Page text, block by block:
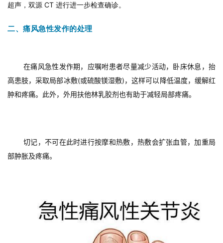
超声，双源 CT 进行进一步检查确诊。
二、痛风急性发作的处理
在痛风急性发作期，应嘱咐患者尽量减少活动，卧床休息，抬
高患肢，采取局部冰敷(或硫酸镁湿敷)，这样可以降低温度，缓解红
肿和疼痛。此外，外用扶他林乳胶剂也有助于减轻局部疼痛。
切记，不可在此时进行按摩和热敷，热敷会扩张血管，加重局
部肿胀及疼痛。